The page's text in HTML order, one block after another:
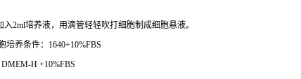
2ml培养液，用滴管轻轻吹打细胞制成细胞悬液。
养条件：1640+10%FBS
H +10%FBS